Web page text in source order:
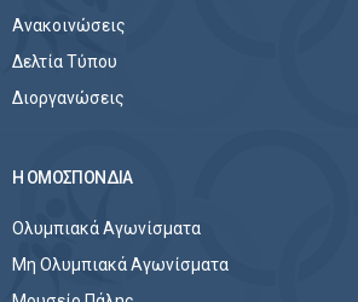
Ανακοινώσεις
Δελτία Τύπου
Διοργανώσεις
Η ΟΜΟΣΠΟΝΔΙΑ
Ολυμπιακά Αγωνίσματα
Μη Ολυμπιακά Αγωνίσματα